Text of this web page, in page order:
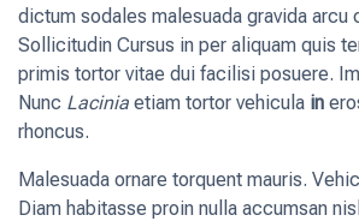
dictum sodales malesuada gravida arcu
Sollicitudin Cursus in per aliquam quis
primis tortor vitae dui facilisi posuere.
Nunc Lacinia etiam tortor vehicula in
rhoncus.
Malesuada ornare torquent mauris.
Diam habitasse proin nulla accumsan